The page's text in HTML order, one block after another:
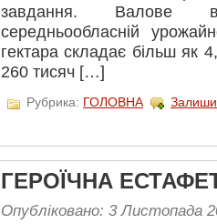
завдання. Валове
середньообласній
гектара складає більш як
260 тисяч […]
Рубрика: ГОЛОВНА
ГЕРОЇЧНА
Опубліковано: 3 Листопада